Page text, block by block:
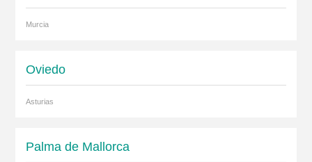
Murcia
Oviedo
Asturias
Palma de Mallorca